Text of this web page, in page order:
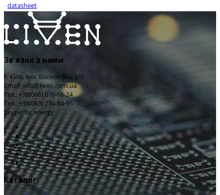
datasheet
Зв'язок з нами
г. Київ, вул. Василя Яна 3/5
Email: info@liven.com.ua
Тел.: +38(066) 676-66-24
Тел.: +38(063) 234-84-95
Skype: liv_energy
Каталог